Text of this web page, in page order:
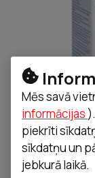
Mēs savā
informācijas
piekrīti
sīkdatņu un
jebkurā laikā.